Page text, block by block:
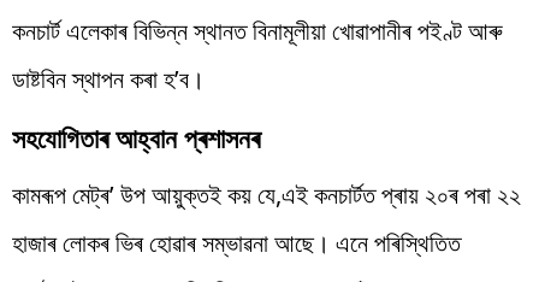
কনচাৰ্ট এলেকাৰ বিভিন্ন স্থানত বিনামূলীয়া খোৱাপানীৰ পইণ্ট আৰু
ডাষ্টবিন স্থাপন কৰা হ’ব।
সহযোগিতাৰ আহ্বান প্ৰশাসনৰ
কামৰূপ মেট্ৰ’ উপ আয়ুক্তই কয় যে,এই কনচাৰ্টত প্ৰায় ২০ৰ পৰা ২২
হাজাৰ লোকৰ ভিৰ হোৱাৰ সম্ভাৱনা আছে। এনে পৰিস্থিতিত